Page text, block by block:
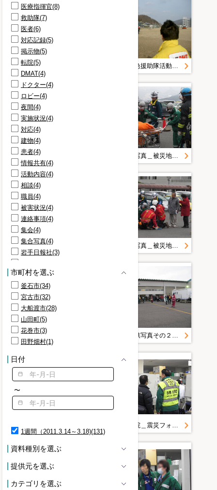
医療指揮官(8)
救助隊(7)
医者(6)
対応記録(5)
掲示物(5)
転院(5)
DMAT(4)
ドクター(4)
ロビー(4)
夜間(4)
実施状況(4)
対応(4)
建物(4)
患者(4)
情報共有(4)
活動内容(4)
相談(4)
職員(4)
被害状況(4)
連絡事項(4)
集会(4)
集合写真(4)
岩手日報社(3)
消防(3)
石川(3)
資料(3)
道路(3)
トラック(2)
メガホン(2)
ロータリー(2)
大阪(2)
救助(2)
救急隊員(2)
市町村を選ぶ
釜石市(34)
宮古市(32)
大船渡市(28)
山田町(5)
花巻市(3)
田野畑村(1)
日付
〜
1週間（2011.3.14～3.18)(131)
資料種別を選ぶ
提供元を選ぶ
カテゴリを選ぶ
大阪府緊急援助隊活動＿阪南岬消防組合消防本部＿活動中の写真等
記録誌用写真＿被災地の状況（１１日～１６日）３．１５＿防災航空隊
記録誌用写真＿被災地の状況（１１日～１６日）３．１５＿防災航空隊
記録誌提供写真その２＿３．１２の状況＿防災航空隊
大船渡病院＿震災フォト（提出用）＿平成２３年３月１１日 東北関東大震災＿３．１５ 大船渡病院事務室